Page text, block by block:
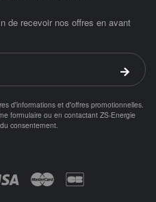
de recevoir nos offres en avant
Valider
d'informations et d'offres promotionnelles.
formulaire ou en contactant ZS-Energie
consentement.